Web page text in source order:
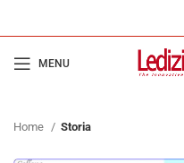
MENU
Home Storia